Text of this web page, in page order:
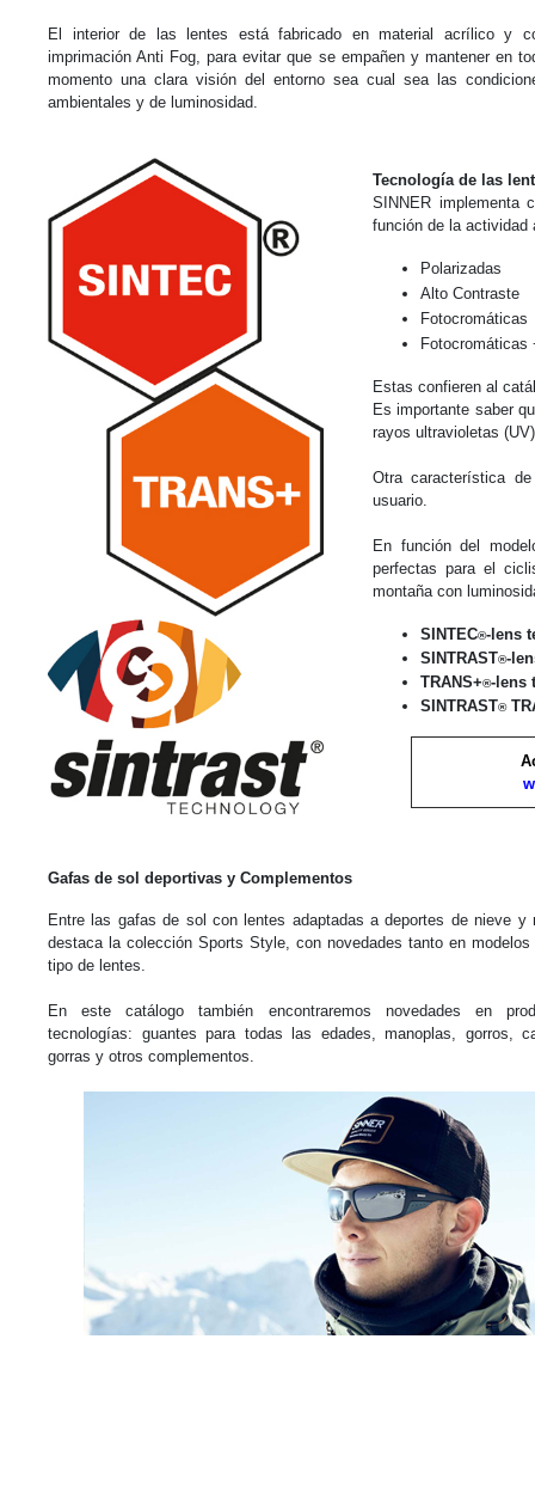
El interior de las lentes está fabricado en material acrílico y
imprimación Anti Fog, para evitar que se empañen y mantener en
momento una clara visión del entorno sea cual sea las
ambientales y de luminosidad.
Tecnología de las
SINNER implementa
función de la actividad
Polarizadas
Alto Contraste
Fotocromáticas
Fotocromáticas
Estas confieren al
Es importante saber
rayos ultravioletas
Otra característica
usuario.
En función del
perfectas para el
montaña con
SINTEC®-lens
SINTRAST®-
TRANS+®-lens
SINTRAST®
Gafas de sol deportivas y Complementos
Entre las gafas de sol con lentes adaptadas a deportes de nieve y
destaca la colección Sports Style, con novedades tanto en modelos
tipo de lentes.
En este catálogo también encontraremos novedades en
tecnologías: guantes para todas las edades, manoplas, gorros,
gorras y otros complementos.